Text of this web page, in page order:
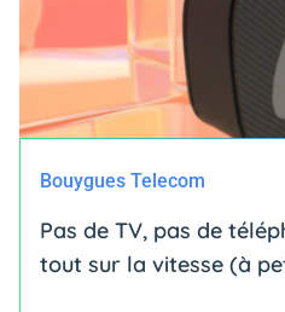
Bouygues Telecom
Pas de TV, pas de
tout sur la vitesse (à